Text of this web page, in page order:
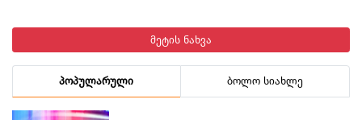
მეტის ნახვა
პოპულარული ბოლო სიახლე